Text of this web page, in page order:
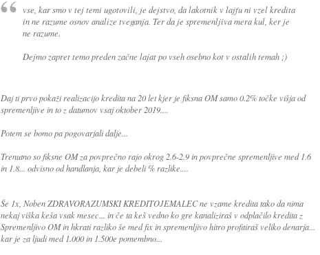
vse, kar smo v tej temi ugotovili, je dejstvo, da lakotnik v lajfu ni vzel kredita
in ne razume osnov analize tveganja. Ter da je spremenljiva mera kul, ker je
ne razume.
Dejmo zapret temo preden začne lajat po vseh osebno kot v ostalih temah ;)
Daj ti prvo pokaži realizacijo kredita na 20 let kjer je fiksna OM samo 0.2% točke višja od
spremenljive in to z datumov vsaj oktober 2019....
Potem se bomo pa pogovarjali dalje...
Trenutno so fiksne OM za povprečno rajo okrog 2.6-2.9 in povprečne spremenljive med 1.6
in 1.8... odvisno od handlanja, kar je debeli % razlike....
Še 1x, Noben ZDRAVORAZUMSKI KREDITOJEMALEC ne vzame kredita tako da nima
nekaj viška keša vsak mesec... in če ta keš vedno ko gre kanaliziraš v odplačilo kredita z
Spremenljivo OM in hkrati razliko še med fix in spremenljivo hitro profitiraš veliko denarja...
kar je za ljudi med 1.000 in 1.500e pomembno...